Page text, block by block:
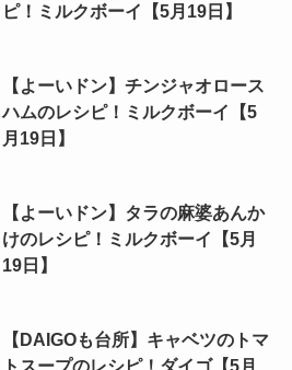
ピ！ミルクボーイ【5月19日】
【よーいドン】チンジャオロース
ハムのレシピ！ミルクボーイ【5
月19日】
【よーいドン】タラの麻婆あんか
けのレシピ！ミルクボーイ【5月
19日】
【DAIGOも台所】キャベツのトマ
トスープのレシピ！ダイゴ【5月